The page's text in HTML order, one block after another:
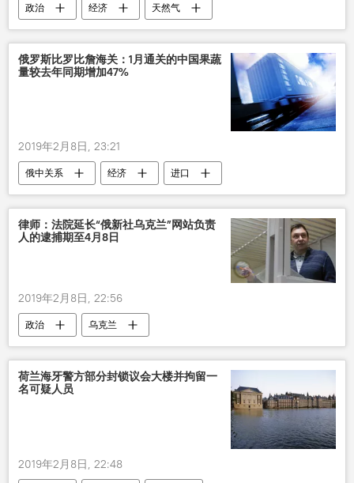
政治 经济 天然气
俄罗斯比罗比詹海关：1月通关的中国果蔬
量较去年同期增加47%
2019年2月8日, 23:21
俄中关系 经济
进口
“俄新社乌克兰”网站负责人被拘留
律师：法院延长“俄新社乌克兰”网站负责
人的逮捕期至4月8日
2019年2月8日, 22:56
政治
乌克兰
“俄新社乌克兰”网站负责人被拘留
荷兰海牙警方部分封锁议会大楼并拘留一
名可疑人员
2019年2月8日, 22:48